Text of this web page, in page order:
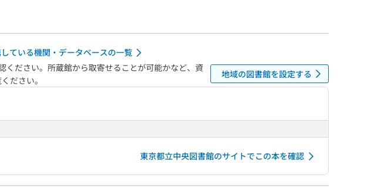
ている機関・データベースの一覧
ださい。所蔵館から取寄せることが可能かなど、資
ださい。
地域の図書館を設定する
東京都立中央図書館のサイトでこの本を確認